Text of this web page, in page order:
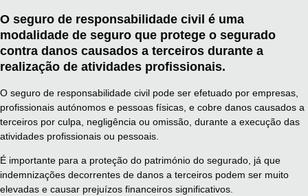
O seguro de responsabilidade civil é uma
modalidade de seguro que protege o segurado
contra danos causados a terceiros durante a
realização de atividades profissionais.
O seguro de responsabilidade civil pode ser efetuado por empresas,
profissionais autónomos e pessoas físicas, e cobre danos causados a
terceiros por culpa, negligência ou omissão, durante a execução das
atividades profissionais ou pessoais.
É importante para a proteção do património do segurado, já que
indemnizações decorrentes de danos a terceiros podem ser muito
elevadas e causar prejuízos financeiros significativos.